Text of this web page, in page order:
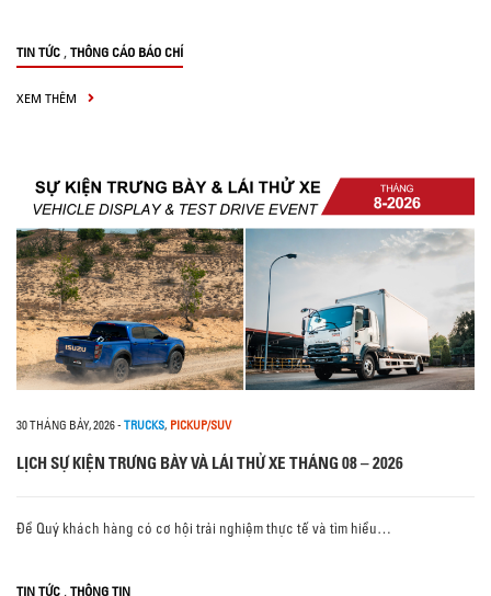
TIN TỨC , THÔNG CÁO BÁO CHÍ
XEM THÊM
30 THÁNG BẢY, 2026- TRUCKS, PICKUP/SUV
LỊCH SỰ KIỆN TRƯNG BÀY VÀ LÁI THỬ XE THÁNG 08 – 2026
Để Quý khách hàng có cơ hội trải nghiệm thực tế và tìm hiểu…
TIN TỨC , THÔNG TIN